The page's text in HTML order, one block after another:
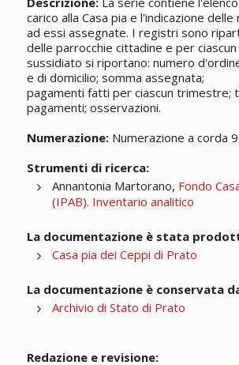
carico alla Casa pia e l'indicazione
ad essi assegnate. I registri sono
delle parrocchie cittadine e per ciascun
sussidiato si riportano: numero
e di domicilio; somma assegnata;
pagamenti fatti per ciascun trimestre;
pagamenti; osservazioni.
Numerazione:Numerazione a corda
Strumenti di ricerca:
Annantonia Martorano, Fondo
(IPAB). Inventario analitico
La documentazione è stata
Casa pia dei Ceppi di Prato
La documentazione è conservata
Archivio di Stato di Prato
Redazione e revisione: